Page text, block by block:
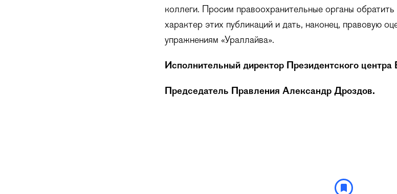
коллеги. Просим правоохранительные органы
характер этих публикаций и дать, наконец, правовую
упражнениям «Ураллайва».
Исполнительный директор Президентского
Председатель Правления Александр Дроздов.